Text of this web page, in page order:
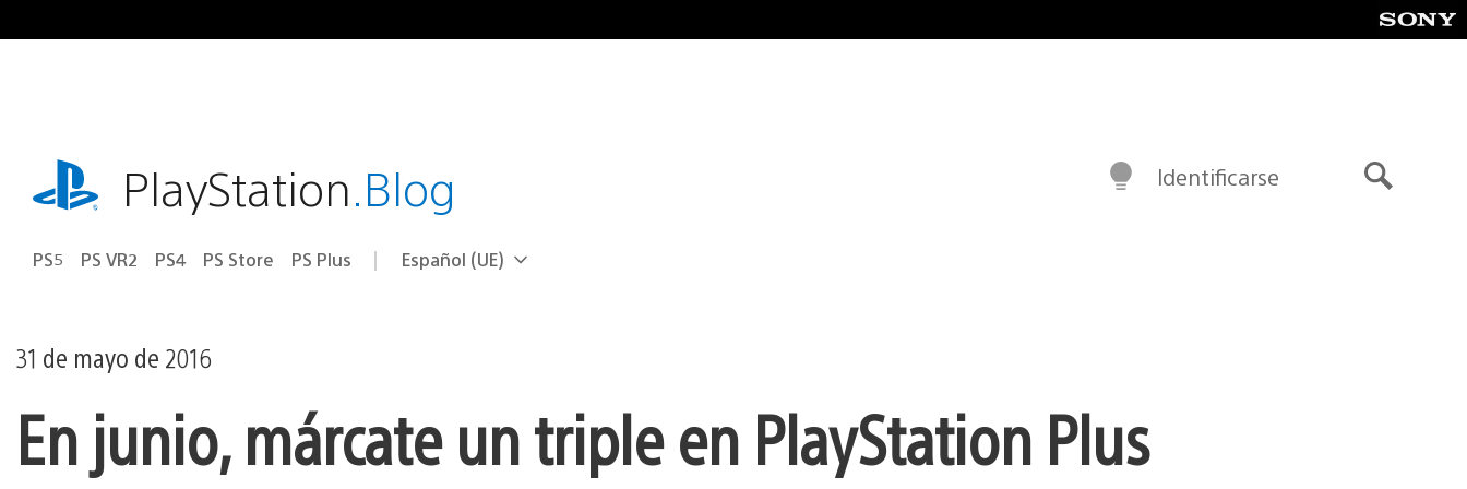
al
playstation.comPlayStation.Blog
PS5 PS VR2 PS4 PS Store PS Plus Selecciona
Región
Español (UE)
Identificarse
31 de mayo de 2016
En junio, márcate un triple en PlayStation Plus